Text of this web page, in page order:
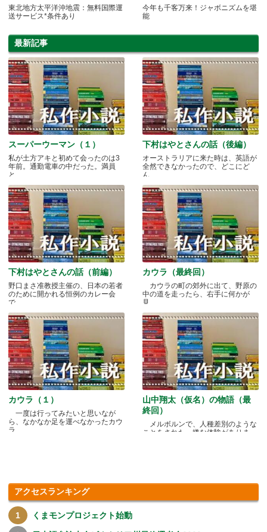
東北地方太平洋沖地震：無料国際運
送サービス*条件あり
今年も千客万来！ジャボニズムを堪
能
最新記事
スーパーウーマン（１）
私が土方アキと初めて会ったのは3
年前。通勤電車の中だった。満員
と.....
下村はやとさんの話（後編）
オーストラリアに来た時は、英語が
全然できなかったので、どこにど
ん.....
下村はやとさんの話（前編）
野口まさ准教授主催の、日本の若者
のために開かれる恒例のカレー会
で.....
カウラ（最終回）
カウラの町の郊外に出て、野原の
中の道を走ったら、右手に何かが
見.....
カウラ（１）
一度は行ってみたいと思いなが
ら、なかなか足を運べなかったカウ
ラ.....
山中翔太（仮名）の物語（最
終回）
メルボルンで、人種差別のような
ことをされた、嫌な体験がありま
アクセスランキング
くまモンプロジェクト始動